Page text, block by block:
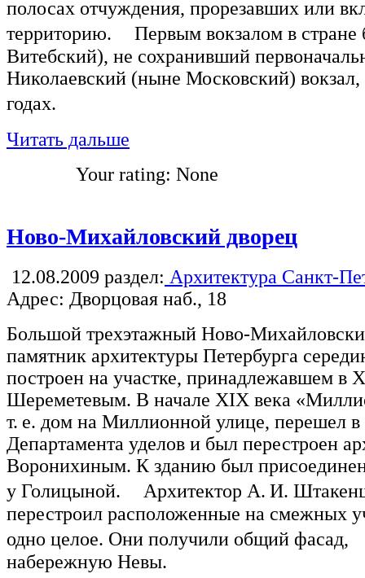
полосах отчуждения, прорезавших или
территорию. Первым вокзалом в стране
Витебский), не сохранивший
Николаевский (ныне Московский)
годах.
Читать дальше
Your rating: None
Ново-Михайловский дворец
12.08.2009 раздел: Архитектура Санкт-
Адрес: Дворцовая наб., 18
Большой трехэтажный Ново-
памятник архитектуры Петербурга
построен на участке, принадлежавшем в
Шереметевым. В начале XIX века
т. е. дом на Миллионной улице, перешел в
Департамента уделов и был перестроен
Воронихиным. К зданию был
у Голицыной. Архитектор А. И.
перестроил расположенные на смежных
одно целое. Они получили общий
набережную Невы.